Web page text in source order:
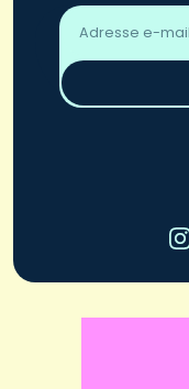
Adresse
email